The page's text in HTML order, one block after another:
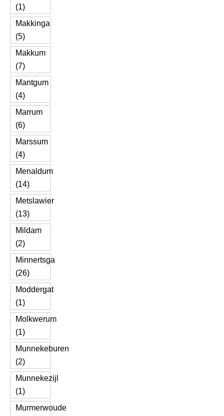
(1)
Makkinga
(5)
Makkum
(7)
Mantgum
(4)
Marrum
(6)
Marssum
(4)
Menaldum
(14)
Metslawier
(13)
Mildam
(2)
Minnertsga
(26)
Moddergat
(1)
Molkwerum
(1)
Munnekeburen
(2)
Munnekezijl
(1)
Murmerwoude